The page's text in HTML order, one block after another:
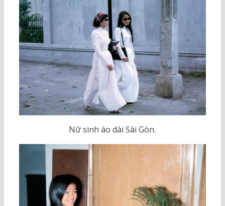
Nữ sinh áo dài Sài Gòn.